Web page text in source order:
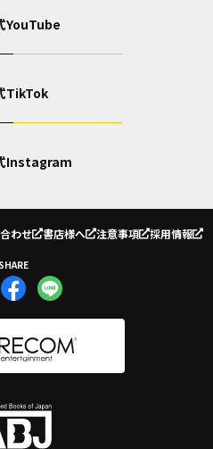
YouTube
TikTok
Instagram
わせ 書店様へ 注意事項 採用情報
SHARE